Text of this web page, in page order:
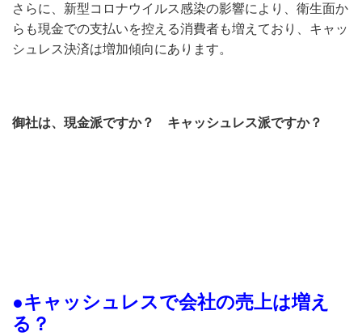
さらに、新型コロナウイルス感染の影響により、衛生面か
らも現金での支払いを控える消費者も増えており、キャッ
シュレス決済は増加傾向にあります。
御社は、現金派ですか？ キャッシュレス派ですか？
●キャッシュレスで会社の売上は増え
る？